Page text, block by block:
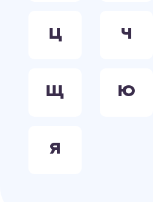
Ц Ч
Щ Ю
Я